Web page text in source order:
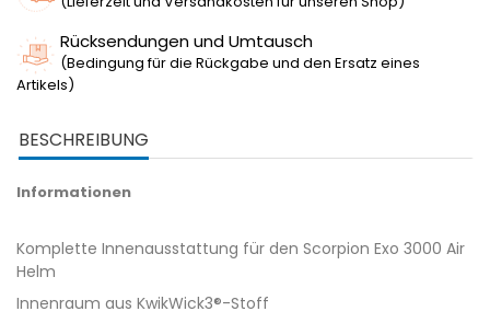
Rücksendungen und Umtausch
(Bedingung für die Rückgabe und den Ersatz eines
Artikels)
BESCHREIBUNG
Informationen
Komplette Innenausstattung für den Scorpion Exo 3000 Air
Helm
Innenraum aus KwikWick3®-Stoff